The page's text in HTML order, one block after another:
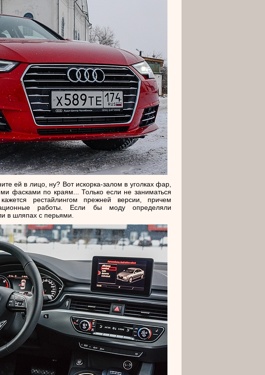
ей в лицо, ну? Вот искорка-залом в уголках фар,
фасками по краям... Только если не заниматься
рестайлингом прежней версии, причем
работы. Если бы моду определяли
в шляпах с перьями.